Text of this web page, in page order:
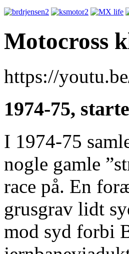
Motocross
https://
1974-75,
I 1974-75
nogle gamle
race på. En
grusgrav lidt
mod syd forbi